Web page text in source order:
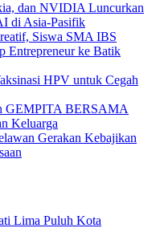
dan NVIDIA Luncurkan
di Asia-Pasifik
Siswa SMA IBS
Entrepreneur ke Batik
HPV untuk Cegah
GEMPITA BERSAMA
Keluarga
Gerakan Kebajikan
Lima Puluh Kota